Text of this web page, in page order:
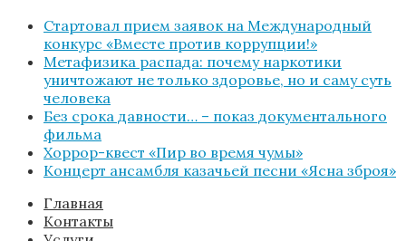
Стартовал прием заявок на Международный
конкурс «Вместе против коррупции!»
Метафизика распада: почему наркотики
уничтожают не только здоровье, но и саму суть
человека
Без срока давности… – показ документального
фильма
Хоррор-квест «Пир во время чумы»
Концерт ансамбля казачьей песни «Ясна зброя»
Главная
Контакты